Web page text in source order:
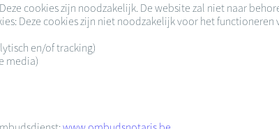
cookies zijn noodzakelijk. De website zal niet naar
Deze cookies zijn niet noodzakelijk voor het
en/of tracking)
media)